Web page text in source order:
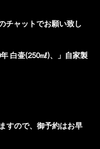
チャットでお願い致し
白壷(250㎖)、」自家製
すので、御予約はお早